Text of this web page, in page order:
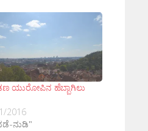
ಯುರೋಪಿನ ಹೆಬ್ಬಾಗಿಲು
2016
ನುಡಿ"